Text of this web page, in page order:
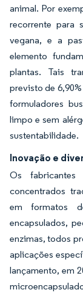
animal. Por
recorrente para
vegana, e a
elemento
plantas. Tais
previsto de
formuladores
limpo e sem
sustentabilidade.
Inovação e
Os
concentrados
em formatos
encapsulados,
enzimas, todos
aplicações
lançamento, em